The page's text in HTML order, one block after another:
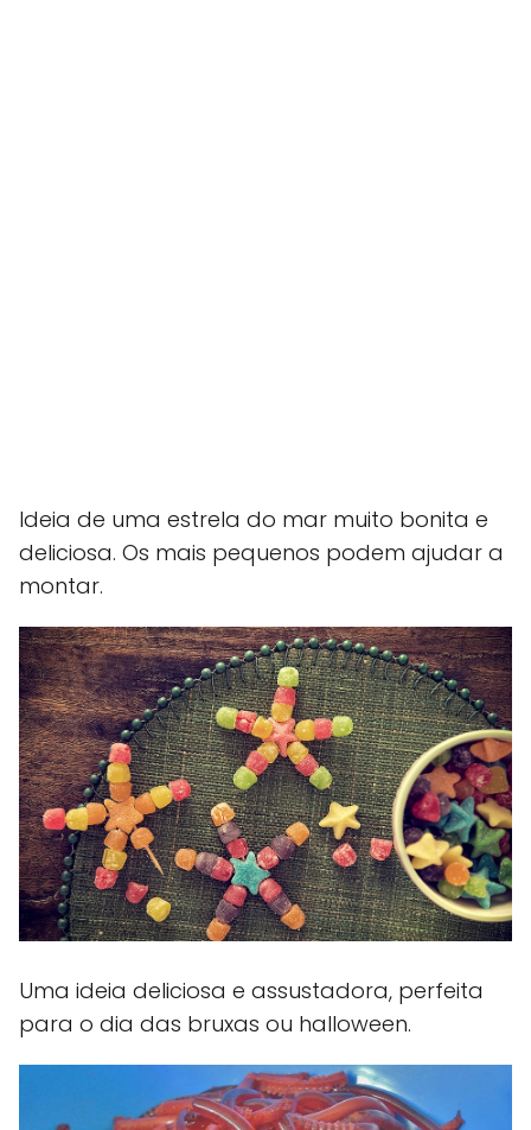
Ideia de uma estrela do mar muito bonita e
deliciosa. Os mais pequenos podem ajudar a
montar.
Uma ideia deliciosa e assustadora, perfeita
para o dia das bruxas ou halloween.